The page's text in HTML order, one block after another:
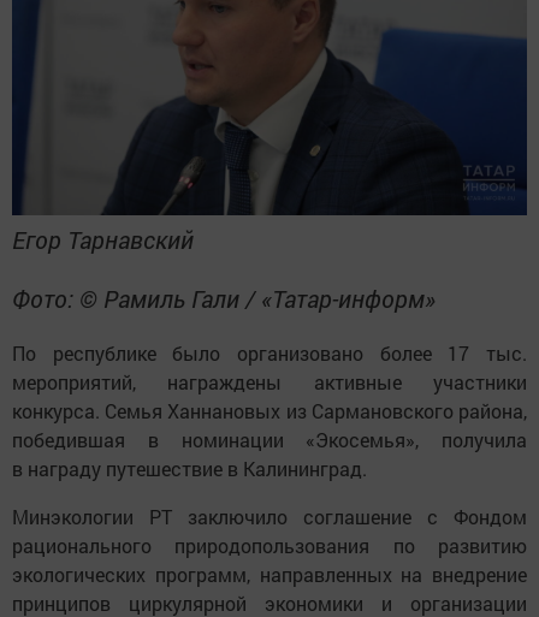
Егор Тарнавский
Фото: © Рамиль Гали / «Татар-информ»
По республике было организовано более 17 тыс.
мероприятий, награждены активные участники
конкурса. Семья Ханнановых из Сармановского района,
победившая в номинации «Экосемья», получила
в награду путешествие в Калининград.
Минэкологии РТ заключило соглашение с Фондом
рационального природопользования по развитию
экологических программ, направленных на внедрение
принципов циркулярной экономики и организации